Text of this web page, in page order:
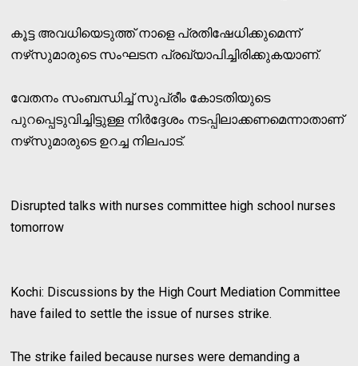
കൂട്ട അവധിയെടുത്ത് നാളെ പ്രതിഷേധിക്കുമെന്ന്
നഴ്‌സുമാരുടെ സംഘടന പ്രഖ്യാപിച്ചിരിക്കുകയാണ്.
വേതനം സംബന്ധിച്ച് സുപ്രീം കോടതിയുടെ
പുറപ്പെടുവിച്ചിട്ടുള്ള നിര്‍ദ്ദേശം നടപ്പിലാക്കണമെന്നാതാണ്
നഴ്‌സുമാരുടെ ഉറച്ച നിലപാട്.
Disrupted talks with nurses committee high school nurses
tomorrow
Kochi: Discussions by the High Court Mediation Committee
have failed to settle the issue of nurses strike.
The strike failed because nurses were demanding a